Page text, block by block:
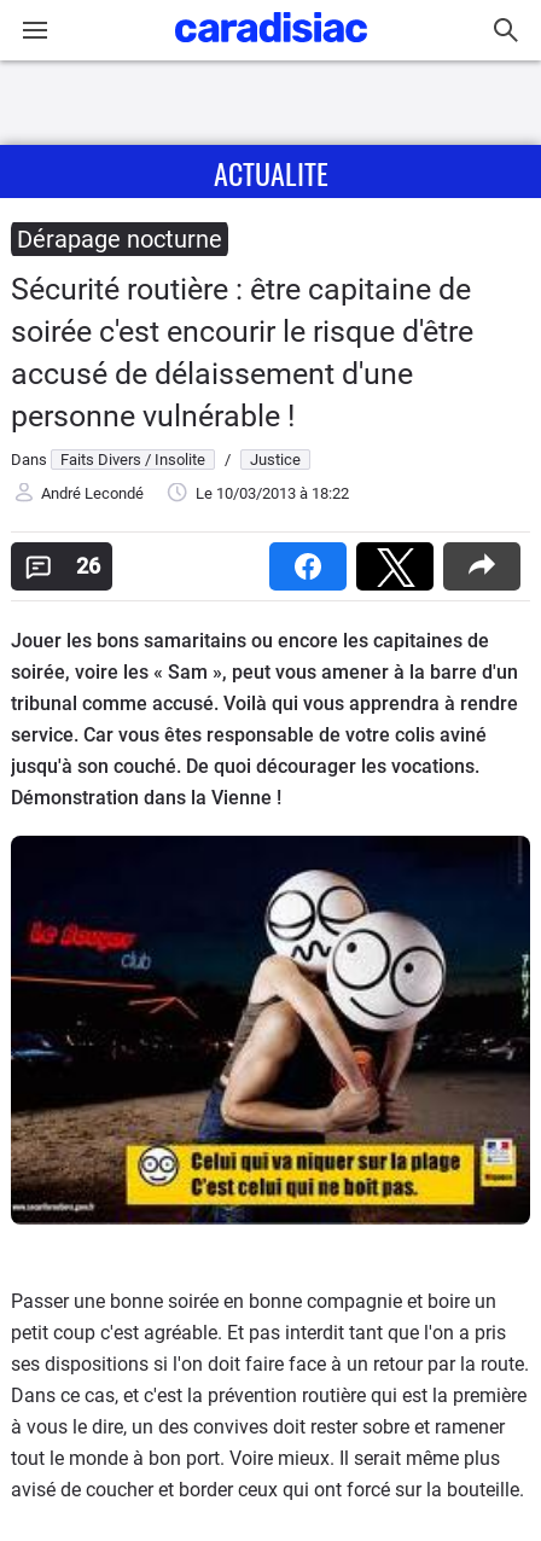
Actu
Essais
d'achat
Electriques
Utilitaires
Flottes
Auto
Services
Forum
Moto
ACTUALITE
Dérapage nocturne
Sécurité routière : être capitaine de
soirée c'est encourir le risque d'être
accusé de délaissement d'une
personne vulnérable !
Dans Faits Divers / Insolite /
Justice
André Lecondé
Le 10/03/2013 à 18:22
26
Jouer les bons samaritains ou encore les capitaines de
soirée, voire les « Sam », peut vous amener à la barre d'un
tribunal comme accusé. Voilà qui vous apprendra à rendre
service. Car vous êtes responsable de votre colis aviné
jusqu'à son couché. De quoi décourager les vocations.
Démonstration dans la Vienne !
Passer une bonne soirée en bonne compagnie et boire un
petit coup c'est agréable. Et pas interdit tant que l'on a pris
ses dispositions si l'on doit faire face à un retour par la route.
Dans ce cas, et c'est la prévention routière qui est la première
à vous le dire, un des convives doit rester sobre et ramener
tout le monde à bon port. Voire mieux. Il serait même plus
avisé de coucher et border ceux qui ont forcé sur la bouteille.